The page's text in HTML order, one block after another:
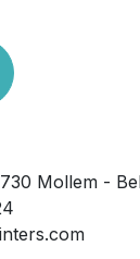
Mollem -